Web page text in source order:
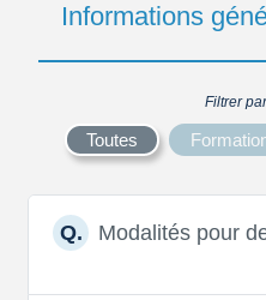
Informations
Filtrer
Toutes
Q. Modalités pour